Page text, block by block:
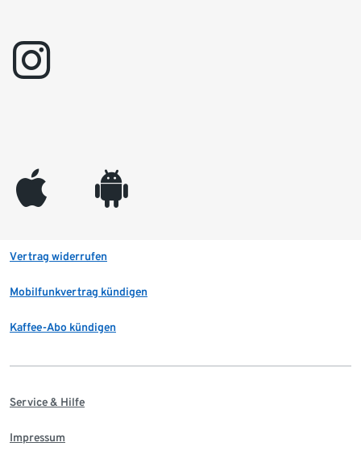
instagram
appleinc android
Vertrag widerrufen
Mobilfunkvertrag kündigen
Kaffee-Abo kündigen
Service & Hilfe
Impressum